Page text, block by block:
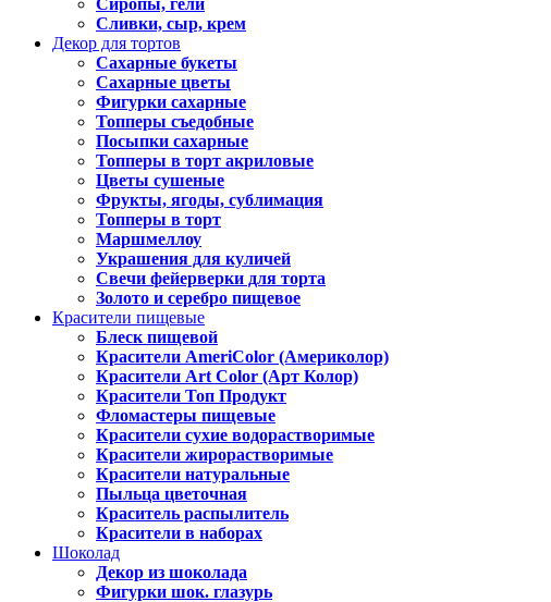
Сиропы, гели
Сливки, сыр, крем
Декор для тортов
Сахарные букеты
Сахарные цветы
Фигурки сахарные
Топперы съедобные
Посыпки сахарные
Топперы в торт акриловые
Цветы сушеные
Фрукты, ягоды, сублимация
Топперы в торт
Маршмеллоу
Украшения для куличей
Свечи фейерверки для торта
Золото и серебро пищевое
Красители пищевые
Блеск пищевой
Красители AmeriColor (Америколор)
Красители Art Color (Арт Колор)
Красители Топ Продукт
Фломастеры пищевые
Красители сухие водорастворимые
Красители жирорастворимые
Красители натуральные
Пыльца цветочная
Краситель распылитель
Красители в наборах
Шоколад
Декор из шоколада
Фигурки шок. глазурь